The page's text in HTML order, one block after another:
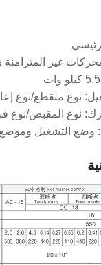
غير
نوع منقطع/نوع
نوع المقبض/نوع
وضع التشغيل